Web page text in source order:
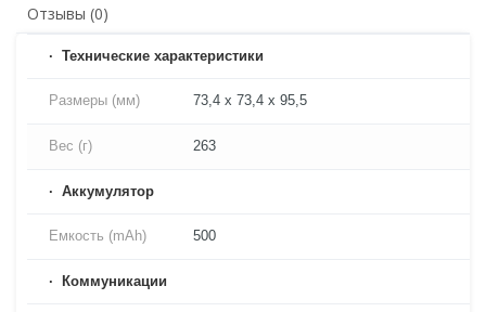
Отзывы (0)
Технические характеристики
Размеры (мм) 73,4 x 73,4 x 95,5
Вес (г) 263
Аккумулятор
Емкость (mAh) 500
Коммуникации